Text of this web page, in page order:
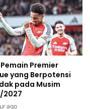
Premier
yang Berpotensi
pada Musim
2027
ago